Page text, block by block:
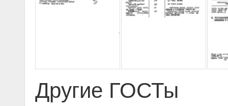
Другие ГОСТы